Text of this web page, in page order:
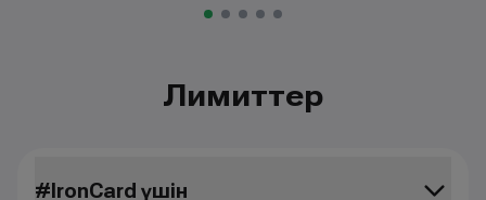
Лимиттер
#IronCard үшін